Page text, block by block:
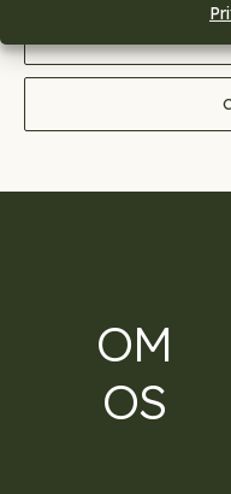
OM
OS